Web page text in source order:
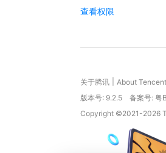
查看权限
关于腾讯 About Tencent
版本号: 9.2.5 备案号:
Copyright ©2021-2026